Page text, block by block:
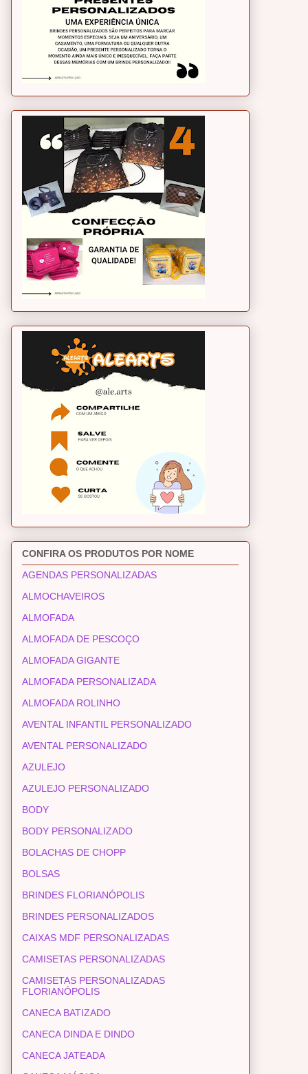
CONFIRA OS PRODUTOS POR NOME
AGENDAS PERSONALIZADAS
ALMOCHAVEIROS
ALMOFADA
ALMOFADA DE PESCOÇO
ALMOFADA GIGANTE
ALMOFADA PERSONALIZADA
ALMOFADA ROLINHO
AVENTAL INFANTIL PERSONALIZADO
AVENTAL PERSONALIZADO
AZULEJO
AZULEJO PERSONALIZADO
BODY
BODY PERSONALIZADO
BOLACHAS DE CHOPP
BOLSAS
BRINDES FLORIANÓPOLIS
BRINDES PERSONALIZADOS
CAIXAS MDF PERSONALIZADAS
CAMISETAS PERSONALIZADAS
CAMISETAS PERSONALIZADAS
FLORIANÓPOLIS
CANECA BATIZADO
CANECA DINDA E DINDO
CANECA JATEADA